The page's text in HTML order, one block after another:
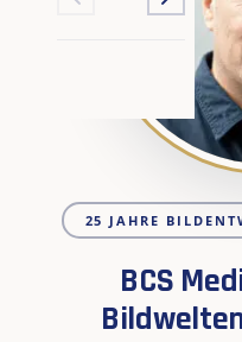
25 JAHRE
BCS